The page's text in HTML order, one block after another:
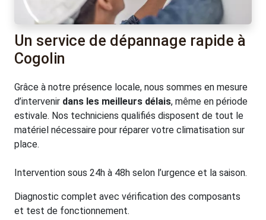
Un service de dépannage rapide à
Cogolin
Grâce à notre présence locale, nous sommes en mesure
d’intervenir dans les meilleurs délais, même en période
estivale. Nos techniciens qualifiés disposent de tout le
matériel nécessaire pour réparer votre climatisation sur
place.
Intervention sous 24h à 48h selon l’urgence et la saison.
Diagnostic complet avec vérification des composants
et test de fonctionnement.